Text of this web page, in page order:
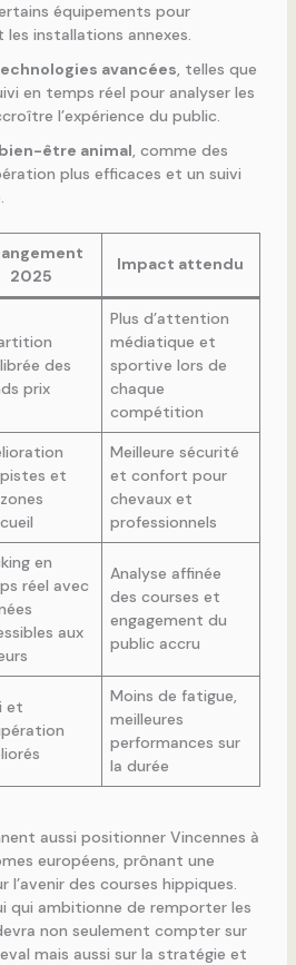
équipements pour
installations annexes.
avancées, telles que
en temps réel pour analyser les
l’expérience du public.
être animal, comme des
plus efficaces et un suivi
2025
Impact attendu
des
prix
Plus d’attention
médiatique et
sportive lors de
chaque
compétition
et
Meilleure sécurité
et confort pour
chevaux et
professionnels
en
réel avec
aux
Analyse affinée
des courses et
engagement du
public accru
et
Moins de fatigue,
meilleures
performances sur
la durée
aussi positionner Vincennes à
européens, prônant une
l’avenir des courses hippiques.
qui ambitionne de remporter les
non seulement compter sur
mais aussi sur la stratégie et